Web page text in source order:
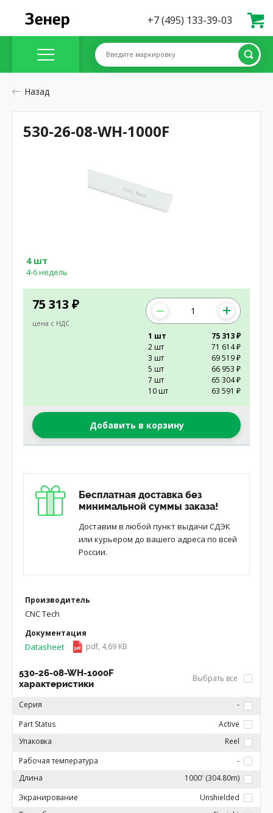
+7 (495) 133-39-03
Введите маркировку
Назад
75 313 ₽
цена с НДС
4 шт
4-6 недель
1 шт
75 313 ₽
2 шт
71 614 ₽
3 шт
69 519 ₽
5 шт
66 953 ₽
7 шт
65 304 ₽
10 шт
63 591 ₽
Добавить в корзину
Бесплатная доставка без
минимальной суммы заказа!
Доставим в любой пункт выдачи СДЭК
или курьером до вашего адреса по всей
России.
Производитель
CNC Tech
Документация
Datasheet pdf, 4,69 KB
530-26-08-WH-1000F
характеристики
Выбрать все
Серия
-
Part Status
Active
Упаковка
Reel
Рабочая температура
-
Длина
1000' (304.80m)
Экранирование
Unshielded
530-26-08-WH-1000F